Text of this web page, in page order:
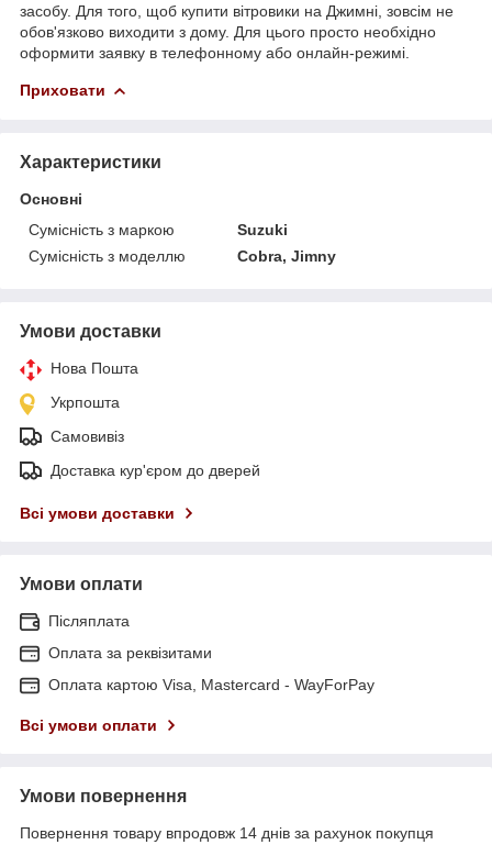
засобу. Для того, щоб купити вітровики на Джимні, зовсім не
обов'язково виходити з дому. Для цього просто необхідно
оформити заявку в телефонному або онлайн-режимі.
Приховати
Характеристики
Основні
Сумісність з маркою
Suzuki
Сумісність з моделлю
Cobra, Jimny
Умови доставки
Нова Пошта
Укрпошта
Самовивіз
Доставка кур'єром до дверей
Всі умови доставки
Умови оплати
Післяплата
Оплата за реквізитами
Оплата картою Visa, Mastercard - WayForPay
Всі умови оплати
Умови повернення
Повернення товару впродовж 14 днів за рахунок покупця